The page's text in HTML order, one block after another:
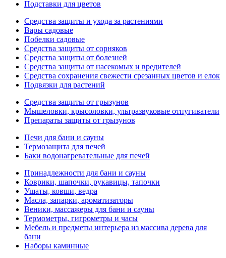
Подставки для цветов
Средства защиты и ухода за растениями
Вары садовые
Побелки садовые
Средства защиты от сорняков
Средства защиты от болезней
Средства защиты от насекомых и вредителей
Средства сохранения свежести срезанных цветов и елок
Подвязки для растений
Средства защиты от грызунов
Мышеловки, крысоловки, ультразвуковые отпугиватели
Препараты защиты от грызунов
Печи для бани и сауны
Термозащита для печей
Баки водонагревательные для печей
Принадлежности для бани и сауны
Коврики, шапочки, рукавицы, тапочки
Ушаты, ковши, ведра
Масла, запарки, ароматизаторы
Веники, массажеры для бани и сауны
Термометры, гигрометры и часы
Мебель и предметы интерьера из массива дерева для
бани
Наборы каминные